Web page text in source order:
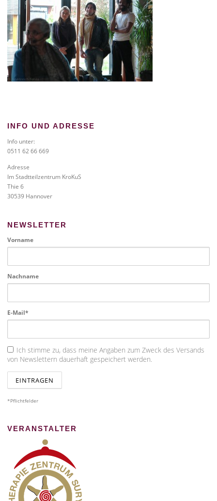
INFO UND ADRESSE
Info unter:
0511 62 66 669
Adresse
Im Stadtteilzentrum KroKuS
Thie 6
30539 Hannover
NEWSLETTER
Vorname
Nachname
E-Mail*
Ich stimme zu, dass meine Angaben zum Zweck des Versands
von Newslettern dauerhaft gespeichert werden.
*Pflichtfelder
VERANSTALTER